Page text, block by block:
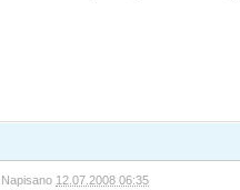
Napisano 12.07.2008 06:35